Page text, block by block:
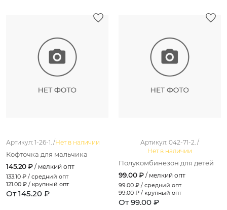
Артикул: 1-26-1. /Нет в наличии
Кофточка для мальчика
145.20 ₽ / мелкий опт
133.10 ₽ / средний опт
121.00 ₽ / крупный опт
От 145.20 ₽
Артикул: 042-71-2. /
Нет в наличии
Полукомбинезон для детей
99.00 ₽ / мелкий опт
99.00 ₽ / средний опт
99.00 ₽ / крупный опт
От 99.00 ₽